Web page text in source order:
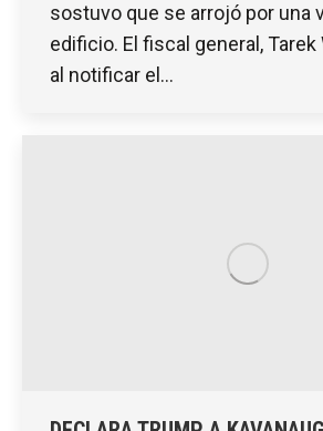
sostuvo que se arrojó por una
edificio. El fiscal general, Tarek
al notificar el…